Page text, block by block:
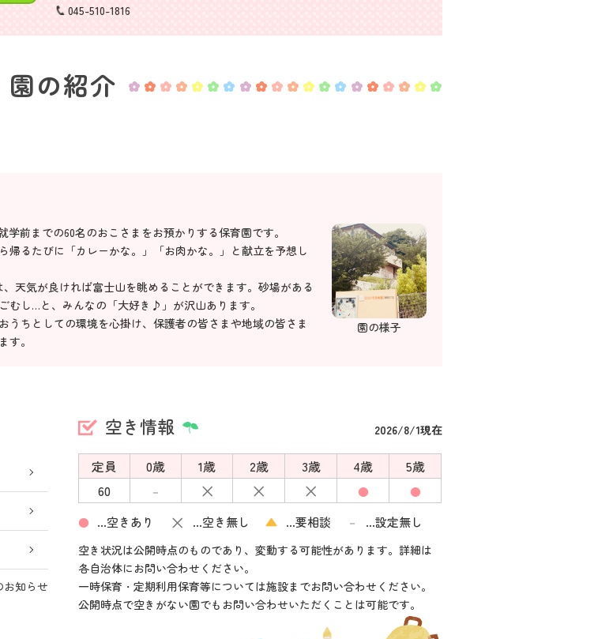
045-510-1816
園の紹介
園の様子
前までの60名のおこさまをお預かりする保育園です。
るたびに「カレーかな。」「お肉かな。」と献立を予想し
天気が良ければ富士山を眺めることができます。砂場がある
むし…と、みんなの「大好き♪」が沢山あります。
ちとしての環境を心掛け、保護者の皆さまや地域の皆さま
す。
お知らせ
空き情報 2026/8/1現在
定員 0歳 1歳 2歳 3歳 4歳
5歳
60
－ × × × ●
●
● …空きあり × …空き無し ▲ …要相談 － …設定無し
空き状況は公開時点のものであり、変動する可能性があります。詳細は
各自治体にお問い合わせください。
一時保育・定期利用保育等については施設までお問い合わせください。
公開時点で空きがない園でもお問い合わせいただくことは可能です。